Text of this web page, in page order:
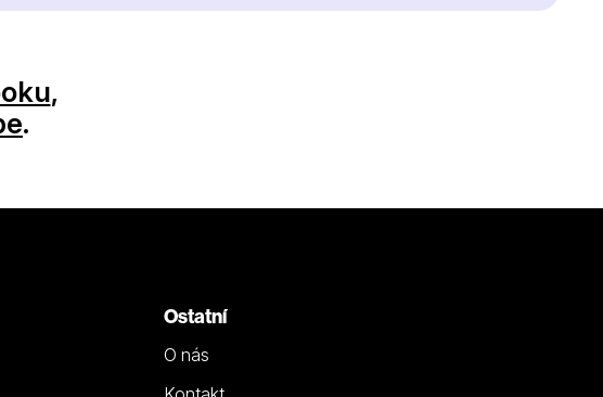
,
.
Ostatní
O nás